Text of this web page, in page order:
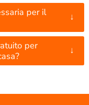
per il
↓
per
↓